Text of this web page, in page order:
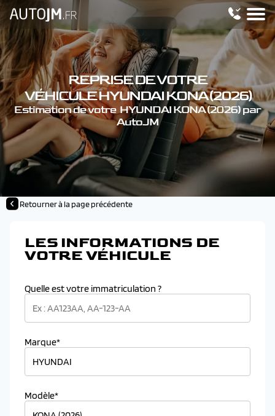
REPRISE DE VOTRE
VÉHICULE HYUNDAI KONA (2026)
Estimation de votre HYUNDAI KONA (2026) par
AutoJM
Retourner à la page précédente
LES INFORMATIONS DE
VOTRE VÉHICULE
Quelle est votre immatriculation ?
Marque*
Modèle*